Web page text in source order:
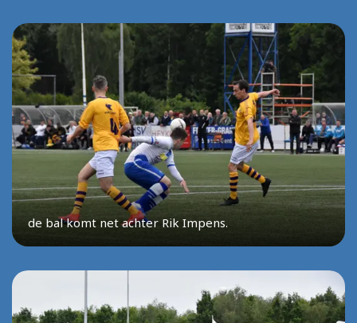
de bal komt net achter Rik Impens.